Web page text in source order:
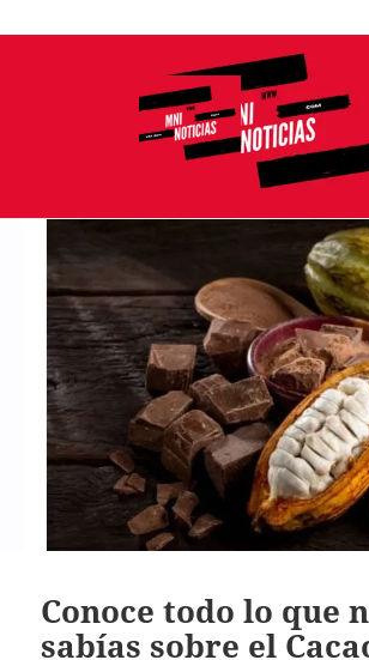
Ir
Conoce todo lo que
sabías sobre el